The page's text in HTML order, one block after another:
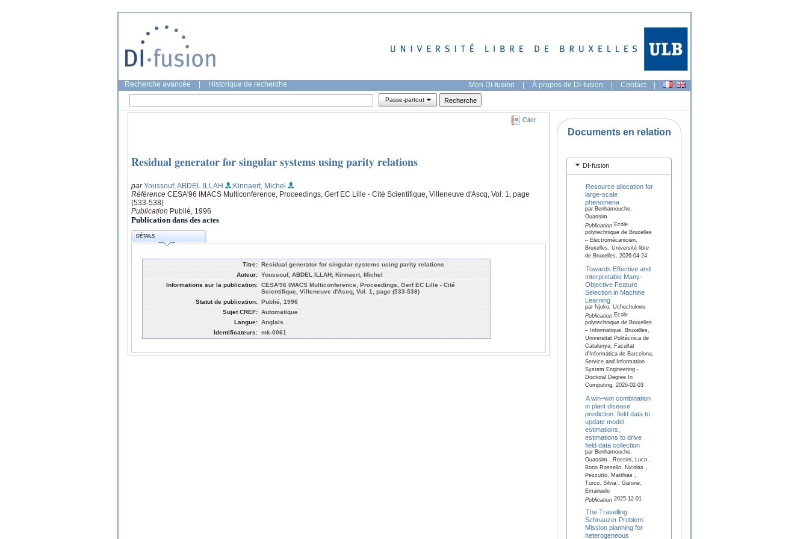
Recherche avancée Historique de recherche Mon DI-fusion | À propos de DI-fusion | Contact |
Passe-partout
Citer
Residual generator for singular systems using parity relations
parYoussouf, ABDEL ILLAH
;Kinnaert, Michel
Référence CESA'96 IMACS Multiconference, Proceedings, Gerf EC Lille - Cité Scientifique, Villeneuve d'Ascq, Vol. 1, page
(533-538)
Publication Publié, 1996
Publication dans des actes
DÉTAILS
Titre: Residual generator for singular systems using parity relations
Auteur: Youssouf, ABDEL ILLAH; Kinnaert, Michel
Informations sur la publication: CESA'96 IMACS Multiconference, Proceedings, Gerf EC Lille - Cité
Scientifique, Villeneuve d'Ascq, Vol. 1, page (533-538)
Statut de publication: Publié, 1996
Sujet CREF: Automatique
Langue: Anglais
Identificateurs: mk-0061
Documents en relation
DI-fusion
Resource allocation for
large-scale
phenomena
par Benhamouche,
Ouassim
PublicationEcole
polytechnique de Bruxelles
– Electromécanicien,
Bruxelles, Université libre
de Bruxelles, 2026-04-24
Towards Effective and
Interpretable Many-
Objective Feature
Selection in Machine
Learning
par Njoku, Uchechukwu
PublicationEcole
polytechnique de Bruxelles
– Informatique, Bruxelles,
Universitat Politècnica de
Catalunya, Facultat
d'Informàtica de Barcelona,
Service and Information
System Engineering -
Doctoral Degree In
Computing, 2026-02-03
A win–win combination
in plant disease
prediction: field data to
update model
estimations,
estimations to drive
field data collection
par Benhamouche,
Ouassim , Rossini, Luca ,
Bono Rossello, Nicolas ,
Pezzutto, Matthias ,
Turco, Silvia , Garone,
Emanuele
Publication2025-12-01
The Travelling
Schnauzer Problem:
Mission planning for
heterogeneous